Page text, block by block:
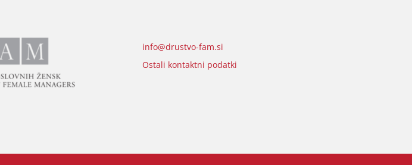
info@drustvo-fam.si
Ostali kontaktni podatki